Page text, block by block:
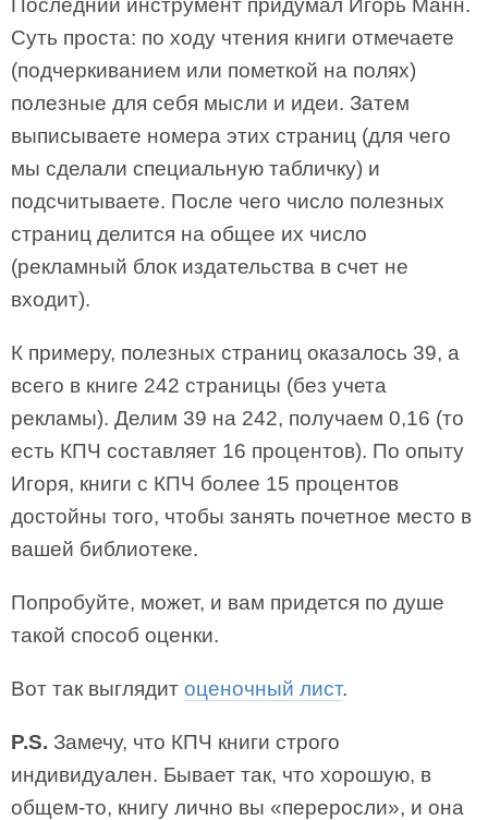
Последний инструмент придумал Игорь Манн.
Суть проста: по ходу чтения книги отмечаете
(подчеркиванием или пометкой на полях)
полезные для себя мысли и идеи. Затем
выписываете номера этих страниц (для чего
мы сделали специальную табличку) и
подсчитываете. После чего число полезных
страниц делится на общее их число
(рекламный блок издательства в счет не
входит).
К примеру, полезных страниц оказалось 39, а
всего в книге 242 страницы (без учета
рекламы). Делим 39 на 242, получаем 0,16 (то
есть КПЧ составляет 16 процентов). По опыту
Игоря, книги с КПЧ более 15 процентов
достойны того, чтобы занять почетное место в
вашей библиотеке.
Попробуйте, может, и вам придется по душе
такой способ оценки.
Вот так выглядит оценочный лист.
P.S. Замечу, что КПЧ книги строго
индивидуален. Бывает так, что хорошую, в
общем-то, книгу лично вы «переросли», и она